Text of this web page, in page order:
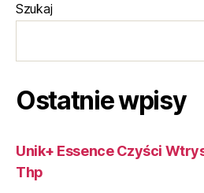
Szukaj
Ostatnie wpisy
Unik+ Essence Czyści
Thp